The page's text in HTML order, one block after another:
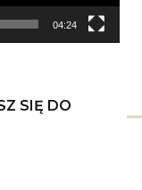
04:24
SIĘ DO